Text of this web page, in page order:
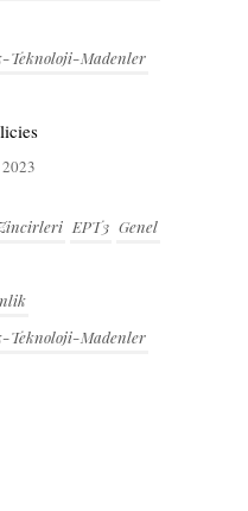
Teknoloji-Madenler
EPT3 Genel
Teknoloji-Madenler